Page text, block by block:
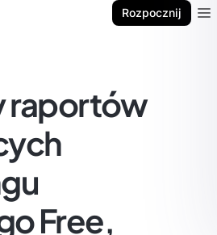
Rozpocznij
raportów
Free,